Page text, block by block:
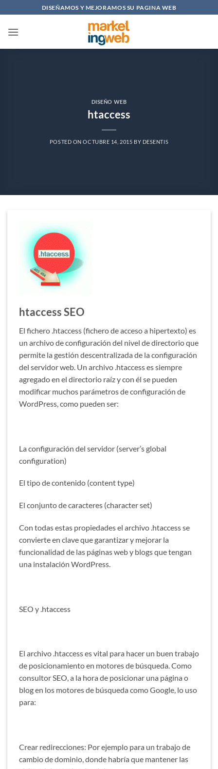
al
contenido
DISEÑAMOS Y MEJORAMOS SU PAGINA WEB
DISEÑO WEB
htaccess
POSTED ONOCTUBRE 14, 2015 BY DESENTIS
htaccess SEO
El fichero .htaccess (fichero de acceso a hipertexto) es
un archivo de configuración del nivel de directorio que
permite la gestión descentralizada de la configuración
del servidor web. Un archivo .htaccess es siempre
agregado en el directorio raíz y con él se pueden
modificar muchos parámetros de configuración de
WordPress, como pueden ser:
La configuración del servidor (server’s global
configuration)
El tipo de contenido (content type)
El conjunto de caracteres (character set)
Con todas estas propiedades el archivo .htaccess se
convierte en clave que garantizar y mejorar la
funcionalidad de las páginas web y blogs que tengan
una instalación WordPress.
SEO y .htaccess
El archivo .htaccess es vital para hacer un buen trabajo
de posicionamiento en motores de búsqueda. Como
consultor SEO, a la hora de posicionar una página o
blog en los motores de búsqueda como Google, lo uso
para:
Crear redirecciones: Por ejemplo para un trabajo de
cambio de dominio, donde habría que mantener las